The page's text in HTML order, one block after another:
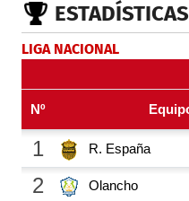
ESTADÍSTICAS
LIGA NACIONAL